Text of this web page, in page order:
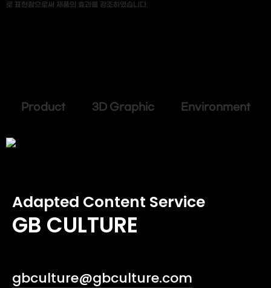
로 표현함으로써 제품의 효과를 강조하였습니다.
Product 3D Graphic Environment
Adapted Content Service
GB CULTURE
gbculture@gbculture.com